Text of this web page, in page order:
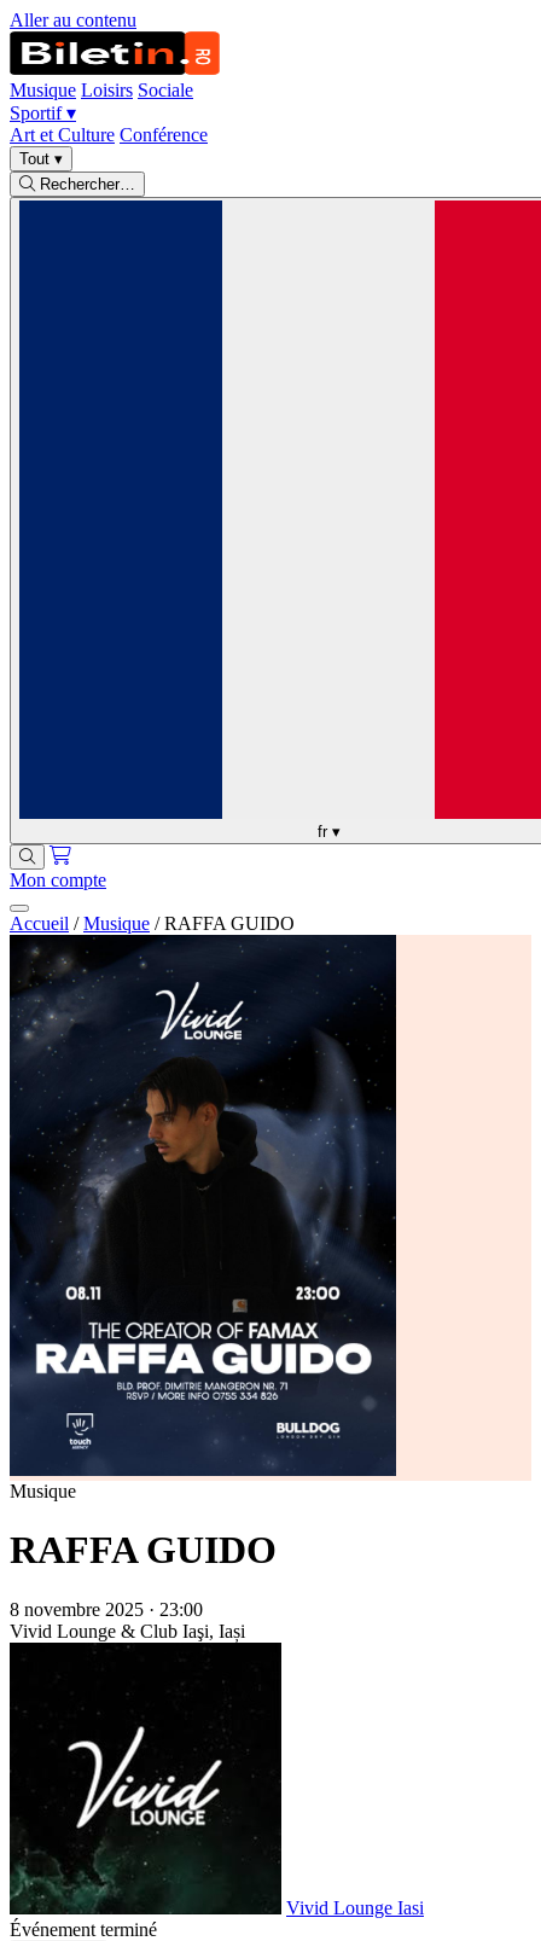
Aller au contenu
Musique Loisirs Sociale
Sportif▾
Art et Culture Conférence
Tout ▾
Rechercher…
fr ▾
Mon compte
Accueil / Musique / RAFFA GUIDO
Musique
RAFFA GUIDO
8 novembre 2025 · 23:00
Vivid Lounge & Club Iaşi, Iași
Vivid Lounge Iasi
Événement terminé